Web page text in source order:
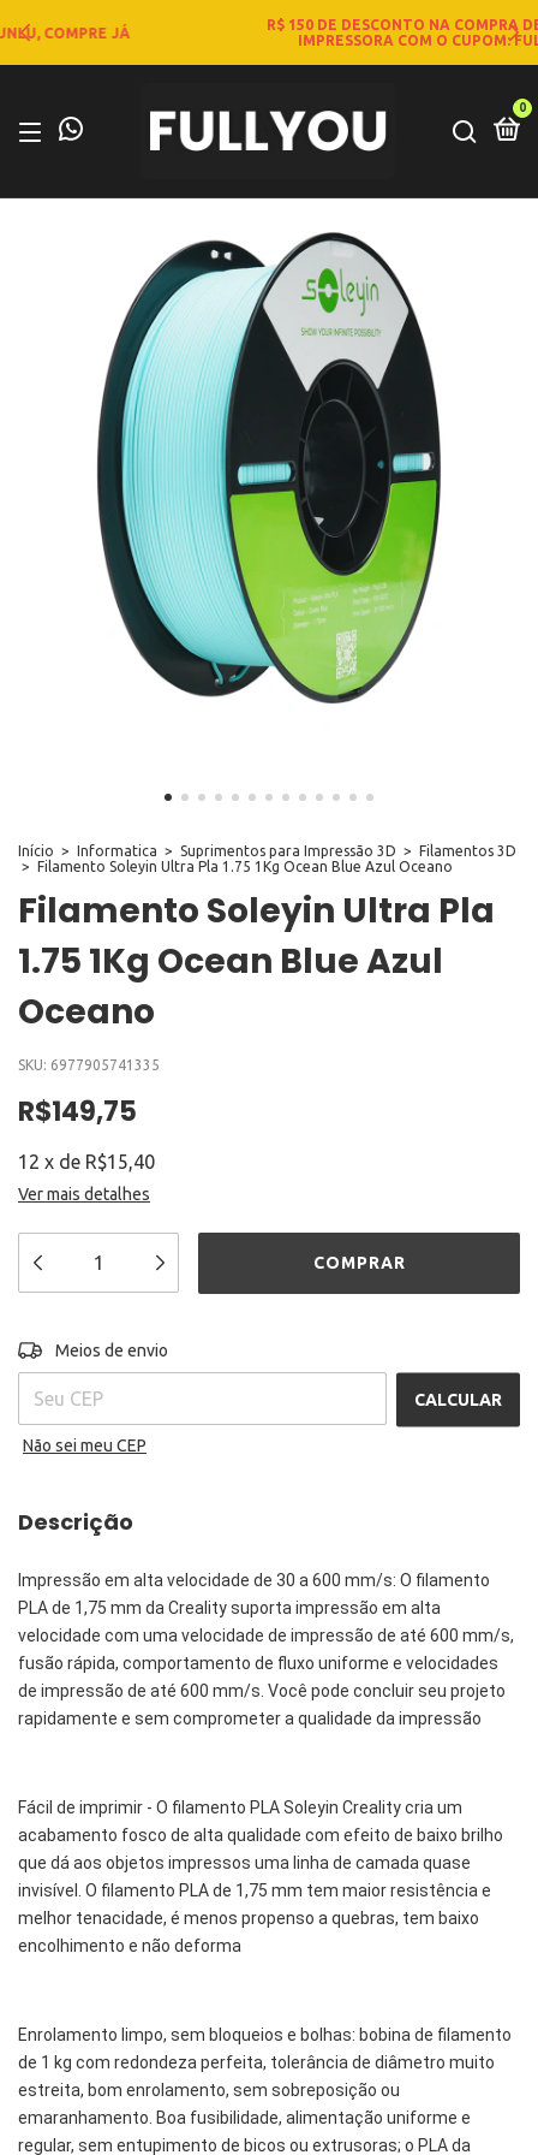
R$ 150 DE DESCONTO NA COMPRA DE QUALQUER
IMPRESSORA COM O CUPOM: FULLYOU3D
0
Início > Informatica > Suprimentos para Impressão 3D >
Filamentos 3D
>
Filamento Soleyin Ultra Pla 1.75 1Kg Ocean Blue Azul Oceano
Filamento Soleyin Ultra Pla
1.75 1Kg Ocean Blue Azul
Oceano
SKU: 6977905741335
R$149,75
12 x de R$15,40
Ver mais detalhes
Entregas para o CEP:
Meios de envio
CALCULAR
Não sei meu CEP
Descrição
Impressão em alta velocidade de 30 a 600 mm/s: O filamento
PLA de 1,75 mm da Creality suporta impressão em alta
velocidade com uma velocidade de impressão de até 600 mm/s,
fusão rápida, comportamento de fluxo uniforme e velocidades
de impressão de até 600 mm/s. Você pode concluir seu projeto
rapidamente e sem comprometer a qualidade da impressão
Fácil de imprimir - O filamento PLA Soleyin Creality cria um
acabamento fosco de alta qualidade com efeito de baixo brilho
que dá aos objetos impressos uma linha de camada quase
invisível. O filamento PLA de 1,75 mm tem maior resistência e
melhor tenacidade, é menos propenso a quebras, tem baixo
encolhimento e não deforma
Enrolamento limpo, sem bloqueios e bolhas: bobina de filamento
de 1 kg com redondeza perfeita, tolerância de diâmetro muito
estreita, bom enrolamento, sem sobreposição ou
emaranhamento. Boa fusibilidade, alimentação uniforme e
regular, sem entupimento de bicos ou extrusoras; o PLA da